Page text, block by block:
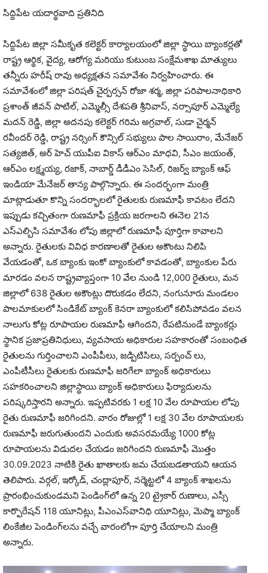
సిద్దిపేట యదార్థవాది ప్రతినిది
సిద్దిపేట జిల్లా సమీకృత కలెక్టర్ కార్యాలయంలో జిల్లా స్థాయి బ్యాంకర్లతో
రాష్ట్ర ఆర్థిక, వైద్య, ఆరోగ్య మరియు కుటుంబ సంక్షేమశాఖ మాత్యులు
తన్నీరు హరీష్ రావు అధ్యక్షతన సమావేశం నిర్వహించారు. ఈ
సమావేశంలో జిల్లా పరిషత్ చైర్పర్సన్ రోజా శర్మ, జిల్లా పరిపాలనాధికారి
ప్రశాంత్ జీవన్ పాటిల్, ఎమ్మెల్సీ దేశపతి శ్రీనివాస్, నర్సాపూర్ ఎమ్మెల్యే
మదన్ రెడ్డి, జిల్లా అదనపు కలెక్టర్ గరిమ అగ్రవాల్, సుడా చైర్మన్
రవీందర్ రెడ్డి, రాష్ట్ర నర్సింగ్ కౌన్సిల్ సభ్యులు పాల సాయిరాం, మేనేజర్
సత్యజిత్, అర్ హెచ్ యుపీఐ వికాస్ ఆర్‌ఎం మాధవి, సీఎం జయంత్,
ఆర్‌ఎం లక్ష్మయ్య, రజాక్, నాబార్డ్ డీడీఎం సెసిల్, రిజర్వ్ బ్యాంక్ ఆఫ్
ఇండియా మేనేజర్ తాన్య పాల్గొన్నారు. ఈ సందర్భంగా మంత్రి
మాట్లాడుతూ కొన్ని సందర్భాలలో రైతులకు రుణమాఫీ కావటం లేదని
ఇప్పుడు కచ్చితంగా రుణమాఫీ ప్రక్రియ జరగాలని ఈనెల 21న
ఎస్ఎల్బిసి సమావేశం లోపు జిల్లాలో రుణమాఫీ పూర్తిగా కావాలని
అన్నారు. రైతులకు వివిధ కారణాలతో రైతుల అకౌంటు నిలిపి
వేయడంతో, ఒక బ్యాంకు ఇంకో బ్యాంకులో కావడంతో, బ్యాంకుల పేరు
మారడం వలన రాష్ట్రవ్యాప్తంగా 10 వేల నుండి 12,000 రైతులు, మన
జిల్లాలో 638 రైతుల అకౌంట్లు దొరుకడం లేదని, నంగునూరు మండలం
పాలమాకులలో సిండికేట్ బ్యాంక్ కెనరా బ్యాంకులో కలిసిపోవడం వలన
నాలుగు కోట్ల రూపాయల రుణమాఫీ ఆగిందని, రేపటినుండే బ్యాంకర్లు
స్థానిక ప్రజాప్రతినిధులు, వ్యవసాయ అధికారుల సహకారంతో సంబంధిత
రైతులను గుర్తించాలని ఎంపీపీలు, జడ్పిటిసిలు, సర్పంచ్ లు,
ఎంపీటీసీలు రైతులకు రుణమాఫీ జరిగేలా బ్యాంక్ అధికారులు
సహకరించాలని జిల్లాస్థాయి బ్యాంక్ అధికారులు ఫిర్యాదులను
పరిష్కరిస్తారని అన్నారు. ఇప్పటివరకు 1 లక్ష 10 వేల రూపాయల లోపు
రైతు రుణమాఫీ జరిగిందని. వారం రోజుల్లో 1 లక్ష 30 వేల రూపాయలకు
రుణమాఫీ జరుగుతుందని ఎందుకు అవసరమయ్యే 1000 కోట్ల
రూపాయలను విడుదల చేయడం జరిగిందని రుణమాఫీ మొత్తం
30.09.2023 నాటికి రైతు ఖాతాలకు జమ చేయబడతాయని ఆయన
తెలిపారు. వర్గల్, ఇర్కోడ్, చంద్లాపూర్, నర్మెట్టలో 4 బ్యాంక్ శాఖలను
ప్రారంభించుకుండమని పెండింగ్‌లో ఉన్న 20 ట్రైకార్ రుణాలు, ఎస్సీ
కార్పొరేషన్ 118 యూనిట్లు, పీఎంఎస్‌వానిధి యూనిట్లు, మెప్మా బ్యాంక్
లింకేజీల పెండింగ్‌లను వచ్చే వారంలోగా పూర్తి చేయాలని మంత్రి
అన్నారు.